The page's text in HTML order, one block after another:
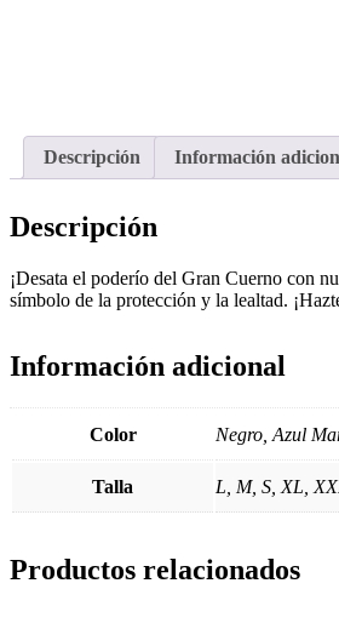
Descripción Información
Descripción
¡Desata el poderío del Gran Cuerno con
símbolo de la protección y la lealtad.
Información adicional
Color Negro, Azul
Talla L, M, S, XL,
Productos relacionados